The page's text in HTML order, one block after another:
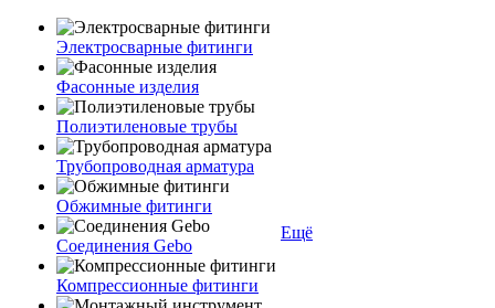
Электросварные фитинги
Фасонные изделия
Полиэтиленовые трубы
Трубопроводная арматура
Обжимные фитинги
Соединения Gebo
Компрессионные фитинги
Ещё